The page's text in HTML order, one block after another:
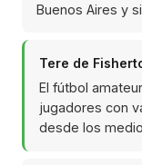
Buenos Aires y
Tere de
El fútbol
jugadores con
desde los